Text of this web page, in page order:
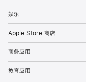
娱乐
Apple Store 商店
商务应用
教育应用